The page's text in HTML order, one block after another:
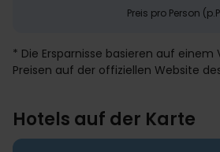
Preis pro Person
* Die Ersparnisse basieren auf
Preisen auf der offiziellen Website
Hotels auf der Karte